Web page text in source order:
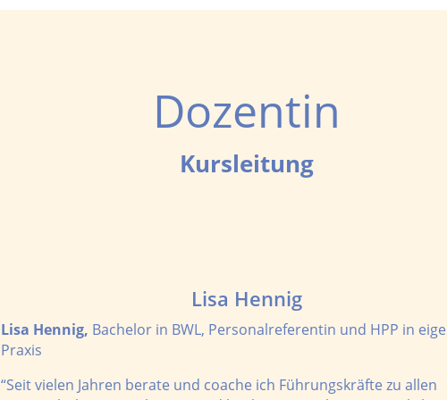
Dozentin
Kursleitung
Lisa Hennig
Lisa Hennig, Bachelor in BWL, Personalreferentin und HPP in
Praxis
“Seit vielen Jahren berate und coache ich Führungskräfte zu allen